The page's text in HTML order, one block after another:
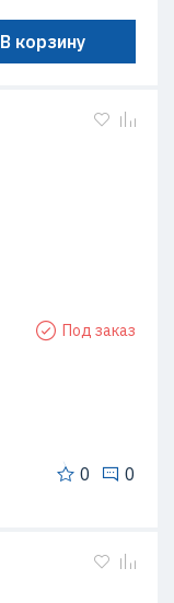
В корзину
Под заказ
0 0